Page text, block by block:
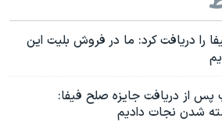
را دریافت کرد: ما در فروش بلیت این
پس از دریافت جایزه صلح فیفا:
شدن نجات دادیم